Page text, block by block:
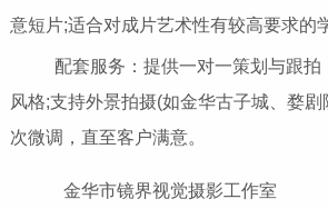
意短片;适合对成片艺术性有较高要求的
配套服务：提供一对一策划与跟拍
风格;支持外景拍摄(如金华古子城、婺
次微调，直至客户满意。
金华市镜界视觉摄影工作室